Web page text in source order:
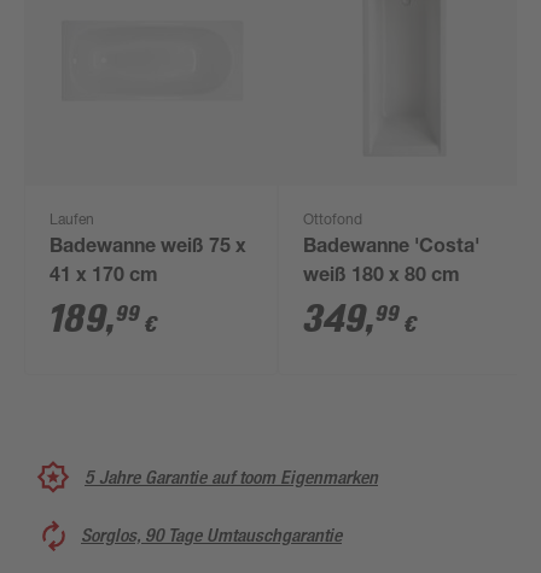
Laufen
Badewanne weiß 75 x
41 x 170 cm
189,99 €
Ottofond
Badewanne 'Costa'
weiß 180 x 80 cm
349,99 €
5 Jahre Garantie auf toom Eigenmarken
Sorglos, 90 Tage Umtauschgarantie